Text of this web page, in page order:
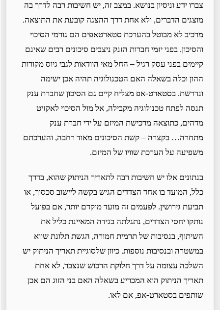
צברו ידע וניסיון בנושא. במצב זה, יש חשיבות רבה לדרך בה
מוצגים הדברים, ולא אחת דרך ההצגה קובעת את התוצאה.
מרכיב לא מבוטל בהערכת סטארטאפים הם גורמי הסיכוי
והסיכון. בפני יזמי חברות הזנק ניצבים סיכונים רבים שאינם
קיימים בפני עסק רגיל – החל מאי הוודאות לגבי גיוס מקורות
ההון וכלה בשאלה האם הטכנולוגיה תהיה אכן ישימה
ונדרשת. בסטארט-אפ מצליח קיים גם הסיכון שחברת ענק
תנסה לפתח טכנולוגיה מקבילה, אל מול הסיכוי לאקזיט
מדהים, כתוצאה מרכישת המיזם על ידי חברת ענק
מתחרה… בקצרה – קשת הסיכונים מאוד רחבה, והערכתם
משפיעה על הערכת שוויו של המיזם.
בנתונים אלו יש חשיבות רבה לתאריך הניתוק שהוא, בדרך
כלל, המועד בו אחד הצדדים הגיש בקשה ליישוב סכסוך, או
תביעת גירושין. לפעמים זה מועד מוקדם יותר, אם בפועל
נותקו יחסי הצדדים, נתגלתה בגידה המאיינת כליל את
השיתוף, בנסיבות של תרמית חמורה, הגשת תלונת שווא
במשטרה ובנסיבות נוספות. כיוון שלסוגיית תאריך הניתוק יש
השלכה עצומה על דרך חלוקת הרכוש שנצבר, לא אחת
תאריך הניתוק הוא המכריע בשאלה האם בני הזוג הם אכן
שותפים בסטארט-אפ, אם לאו.